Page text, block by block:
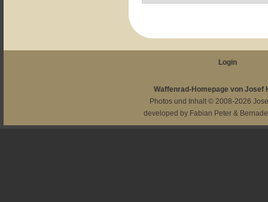
Login
Waffenrad-Homepage von Josef
Photos und Inhalt © 2008-2026
developed by Fabian Peter &